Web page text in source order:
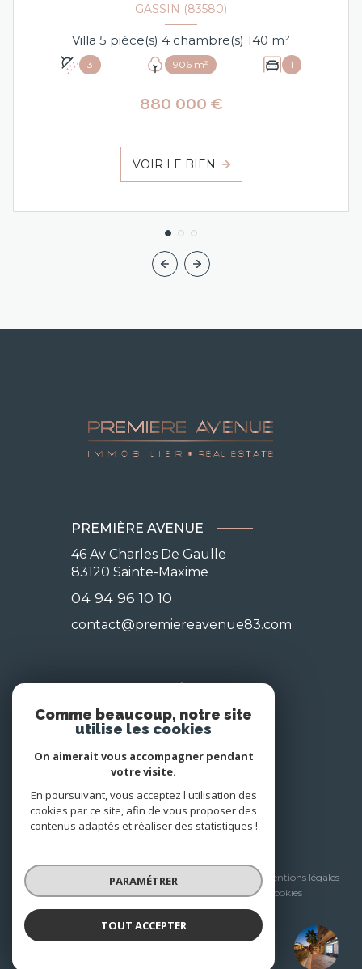
PREMIÈRE AVENUE
GASSIN (83580)
Villa 5 pièce(s) 4 chambre(s) 140 m²
3 906 m² 1
880 000 €
VOIR LE BIEN
PREMIÈRE AVENUE
46 Av Charles De Gaulle
83120 Sainte-Maxime
04 94 96 10 10
contact@premiereavenue83.com
Nous suivre
Nos honoraires
Nos partenaires
Mentions légales
Admin
Politique RGPD Cookies
Réalisé par :
Comme beaucoup, notre site
utilise les cookies
On aimerait vous accompagner pendant
votre visite.
En poursuivant, vous acceptez l'utilisation des
cookies par ce site, afin de vous proposer des
contenus adaptés et réaliser des statistiques !
PARAMÉTRER
TOUT ACCEPTER